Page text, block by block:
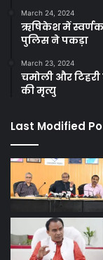
March 24, 2024
ऋषिकेश में
पुलिस ने पकड़ा
March 23, 2024
चमोली और
की मृत्यु
Last Modified